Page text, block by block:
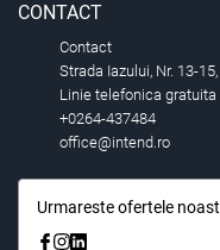
CONTACT
Contact
Strada Iazului, Nr. 13-
Linie telefonica gratuita
+0264-437484
office@intend.ro
Urmareste ofertele